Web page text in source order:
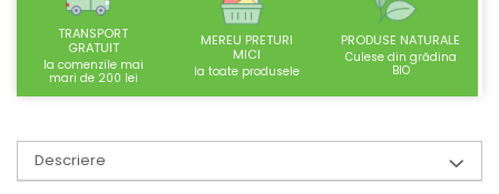
CREME CORP-MASAJ-MAINI -
CALCAIE
FOOD SEMINȚE- OLEAGINOASE
ULEIURI
CEAIURI
GEMODERIVATE
TRANSPORT
GRATUIT
la comenzile mai
mari de 200 lei
MEREU PRETURI
MICI
la toate produsele
PRODUSE NATURALE
Culese din grădina
BIO
Descriere